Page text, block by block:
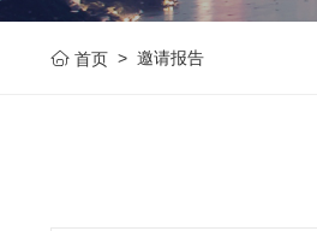
首页 > 邀请报告